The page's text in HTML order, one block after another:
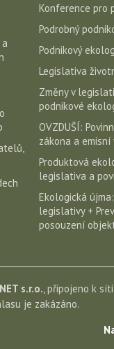
Konference pro
Podrobný
Podnikový
Legislativa
Změny v
podnikové
OVZDUŠÍ:
zákona a emisní
Produktová
legislativa a
Ekologická
legislativy +
posouzení
s.r.o. , připojeno k
je zakázáno.